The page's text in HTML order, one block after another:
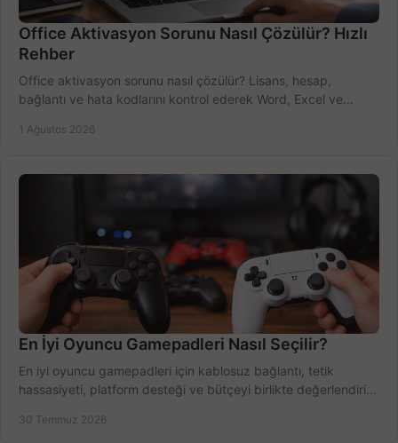
Office Aktivasyon Sorunu Nasıl Çözülür? Hızlı
Rehber
Office aktivasyon sorunu nasıl çözülür? Lisans, hesap,
bağlantı ve hata kodlarını kontrol ederek Word, Excel ve
1 Ağustos 2026
En İyi Oyuncu Gamepadleri Nasıl Seçilir?
En iyi oyuncu gamepadleri için kablosuz bağlantı, tetik
hassasiyeti, platform desteği ve bütçeyi birlikte değerlendirin;
30 Temmuz 2026